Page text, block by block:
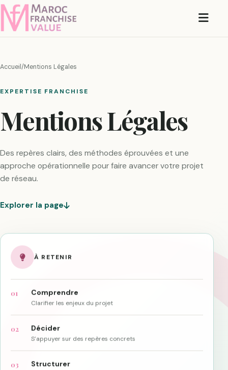
Accueil /Mentions Légales
EXPERTISE FRANCHISE
Mentions Légales
Des repères clairs, des méthodes éprouvées et une
approche opérationnelle pour faire avancer votre projet
de réseau.
Explorer la page
À RETENIR
01 Comprendre
Clarifier les enjeux du projet
02 Décider
S’appuyer sur des repères concrets
03 Structurer